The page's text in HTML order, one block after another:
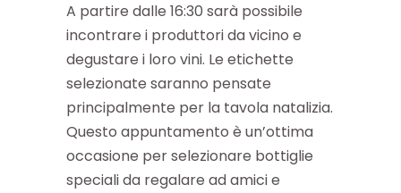
A partire dalle 16:30 sarà possibile
incontrare i produttori da vicino e
degustare i loro vini. Le etichette
selezionate saranno pensate
principalmente per la tavola natalizia.
Questo appuntamento è un’ottima
occasione per selezionare bottiglie
speciali da regalare ad amici e